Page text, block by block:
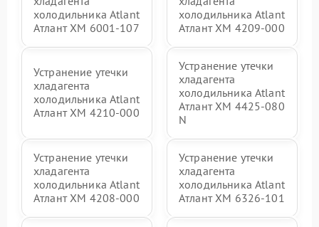
холодильника Atlant
Атлант ХМ 6001-107
холодильника Atlant
Атлант ХМ 4209-000
Устранение утечки
хладагента
холодильника Atlant
Атлант ХМ 4210-000
Устранение утечки
хладагента
холодильника Atlant
Атлант ХМ 4425-080
N
Устранение утечки
хладагента
холодильника Atlant
Атлант ХМ 4208-000
Устранение утечки
хладагента
холодильника Atlant
Атлант ХМ 6326-101